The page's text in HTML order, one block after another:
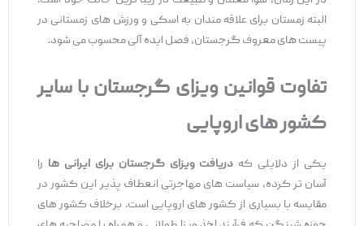
البته زمستان برای علاقه ‌مندان به اسکی و ورزش‌ های زمستانی در
پیست‌ های معروف گرجستان، فصل ایده ‌آلی محسوب می ‌شود.
تفاوت قوانین ویزای گرجستان با سایر
کشورهای اروپایی
یکی از دلایلی کهدریافت ویزای گرجستان برای ایرانی ‌هارا
آسان ‌تر کرده، سیاست ‌های مهاجرتی انعطاف ‌پذیر این کشور در
مقایسه با بسیاری از کشور های اروپایی است. برخلاف کشور های